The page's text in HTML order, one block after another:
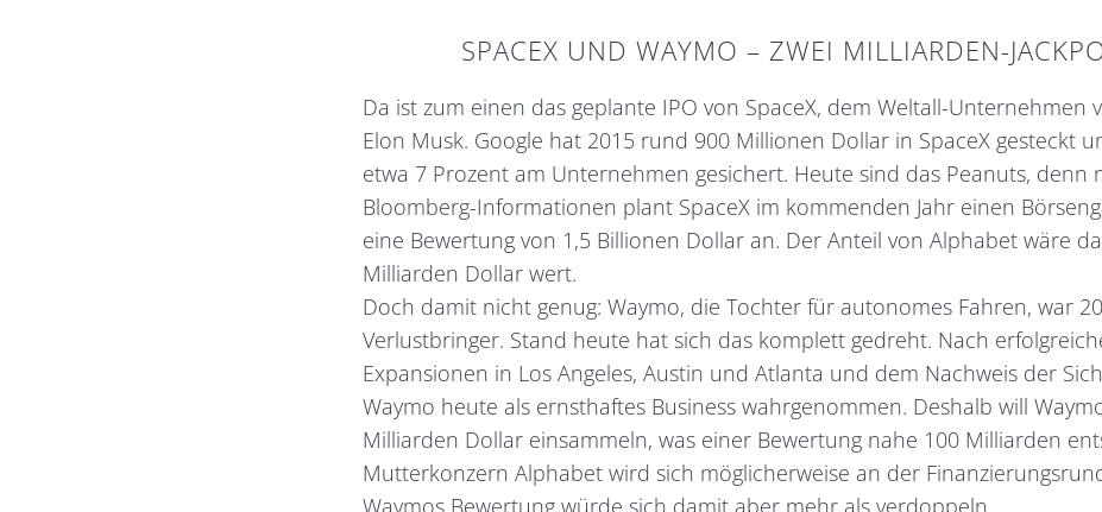
SPACEX UND WAYMO – ZWEI MILLIARDEN-
Da ist zum einen das geplante IPO von SpaceX, dem Weltall-Unternehmen
Elon Musk. Google hat 2015 rund 900 Millionen Dollar in SpaceX gesteckt
etwa 7 Prozent am Unternehmen gesichert. Heute sind das Peanuts, denn
Bloomberg-Informationen plant SpaceX im kommenden Jahr einen
eine Bewertung von 1,5 Billionen Dollar an. Der Anteil von Alphabet wäre
Milliarden Dollar wert.
Doch damit nicht genug: Waymo, die Tochter für autonomes Fahren, war
Verlustbringer. Stand heute hat sich das komplett gedreht. Nach
Expansionen in Los Angeles, Austin und Atlanta und dem Nachweis der
Waymo heute als ernsthaftes Business wahrgenommen. Deshalb will
Milliarden Dollar einsammeln, was einer Bewertung nahe 100 Milliarden
Mutterkonzern Alphabet wird sich möglicherweise an der
Waymos Bewertung würde sich damit aber mehr als verdoppeln.